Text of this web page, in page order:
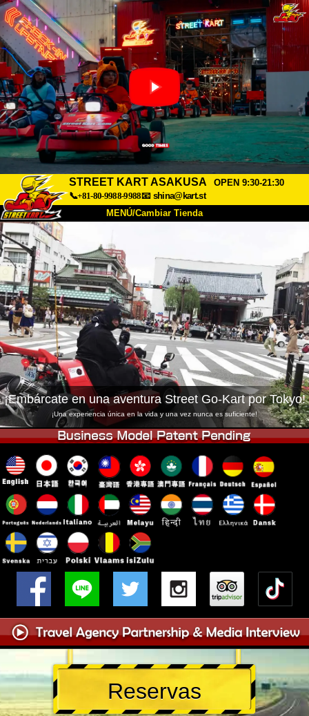
STREET KART ASAKUSA
OPEN 9:30-21:30
📞+81-80-9988-9988📧 shina@kart.st
MENÚ/Cambiar Tienda
Acerca de Especificaciones Precios
Acceso Testimonios Preguntas Frecuentes
Empresa Reservas
Cambiar Tienda
Tokyo Shinagawa Tokyo Akihabara#1
Tokyo Akihabara#2 Tokyo Shibuya
Tokyo Shibuya Annex Tokyo Bay
Tokyo Asakusa Osaka
¡Embárcate en una aventura Street Go-Kart por Tokyo!
¡Una experiencia única en la vida y una vez nunca es suficiente!
Reservas